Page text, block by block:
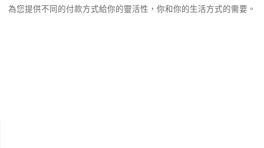
為您提供不同的付款方式給你的靈活性，你和你的生活方式的需要。